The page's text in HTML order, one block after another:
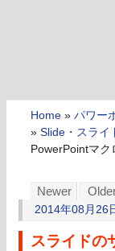
Home » パワー
» Slide・スライ
PowerPointマク
Newer
2014年08月26
スライドの